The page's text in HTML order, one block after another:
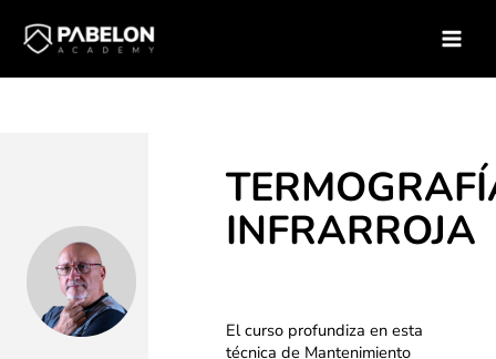
contenido
Inicio Soluciones para empresas
Curso – Termografia Infrarroja
INFRARROJA
El curso profundiza en esta
técnica de Mantenimiento